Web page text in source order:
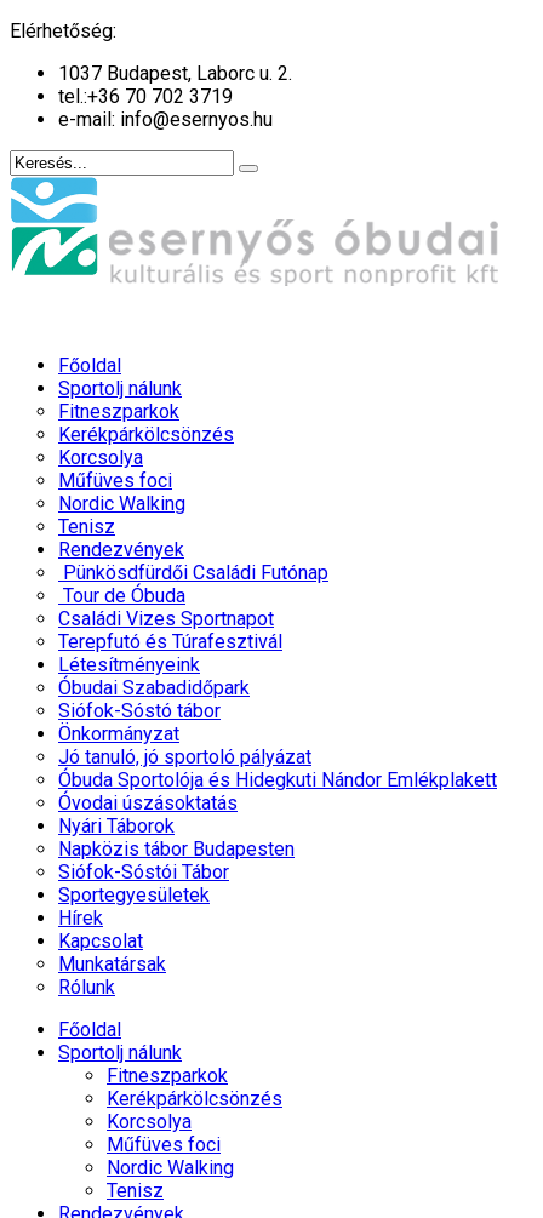
Elérhetőség:
1037 Budapest, Laborc u. 2.
tel.:+36 70 702 3719
e-mail: info@esernyos.hu
Főoldal
Sportolj nálunk
Fitneszparkok
Kerékpárkölcsönzés
Korcsolya
Műfüves foci
Nordic Walking
Tenisz
Rendezvények
Pünkösdfürdői Családi Futónap
Tour de Óbuda
Családi Vizes Sportnapot
Terepfutó és Túrafesztivál
Létesítményeink
Óbudai Szabadidőpark
Siófok-Sóstó tábor
Önkormányzat
Jó tanuló, jó sportoló pályázat
Óbuda Sportolója és Hidegkuti Nándor Emlékplakett
Óvodai úszásoktatás
Nyári Táborok
Napközis tábor Budapesten
Siófok-Sóstói Tábor
Sportegyesületek
Hírek
Kapcsolat
Munkatársak
Rólunk
Főoldal
Sportolj nálunk
Fitneszparkok
Kerékpárkölcsönzés
Korcsolya
Műfüves foci
Nordic Walking
Tenisz
év
hónap
év
hónap